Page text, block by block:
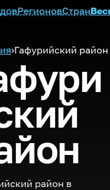
РегионовСтран
›Гафурийский район
район в